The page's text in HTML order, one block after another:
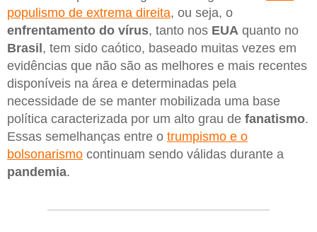
populismo de extrema direita, ou seja, o
enfrentamento do vírus, tanto nos EUA quanto no
Brasil, tem sido caótico, baseado muitas vezes em
evidências que não são as melhores e mais recentes
disponíveis na área e determinadas pela
necessidade de se manter mobilizada uma base
política caracterizada por um alto grau de fanatismo.
Essas semelhanças entre o trumpismo e o
bolsonarismo continuam sendo válidas durante a
pandemia.